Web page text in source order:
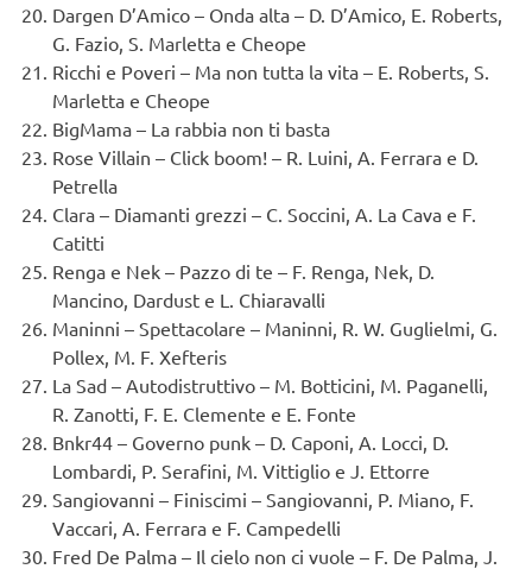
Dargen D’Amico – Onda alta – D. D’Amico, E. Roberts,
G. Fazio, S. Marletta e Cheope
Ricchi e Poveri – Ma non tutta la vita – E. Roberts, S.
Marletta e Cheope
BigMama – La rabbia non ti basta
Rose Villain – Click boom! – R. Luini, A. Ferrara e D.
Petrella
Clara – Diamanti grezzi – C. Soccini, A. La Cava e F.
Catitti
Renga e Nek – Pazzo di te – F. Renga, Nek, D.
Mancino, Dardust e L. Chiaravalli
Maninni – Spettacolare – Maninni, R. W. Guglielmi, G.
Pollex, M. F. Xefteris
La Sad – Autodistruttivo – M. Botticini, M. Paganelli,
R. Zanotti, F. E. Clemente e E. Fonte
Bnkr44 – Governo punk – D. Caponi, A. Locci, D.
Lombardi, P. Serafini, M. Vittiglio e J. Ettorre
Sangiovanni – Finiscimi – Sangiovanni, P. Miano, F.
Vaccari, A. Ferrara e F. Campedelli
Fred De Palma – Il cielo non ci vuole – F. De Palma, J.